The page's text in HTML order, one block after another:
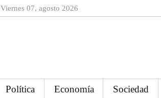
Viernes 07, agosto 2026
Política Economía Sociedad